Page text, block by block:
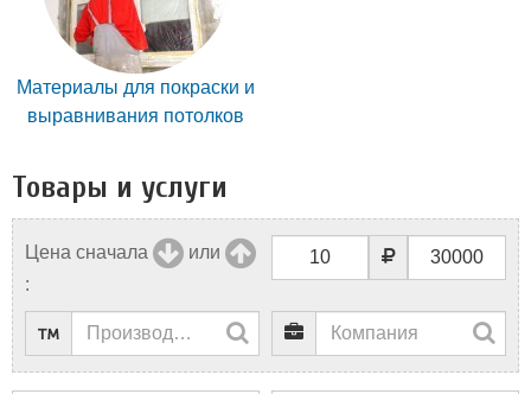
Материалы для покраски и
выравнивания потолков
Товары и услуги
Цена сначала
или
: